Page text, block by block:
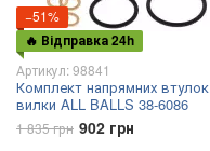
−51%
🔥 Відправка 24h
Артикул: 98841
Комплект напрямних втулок
вилки ALL BALLS 38-6086
1 835 грн 902 грн